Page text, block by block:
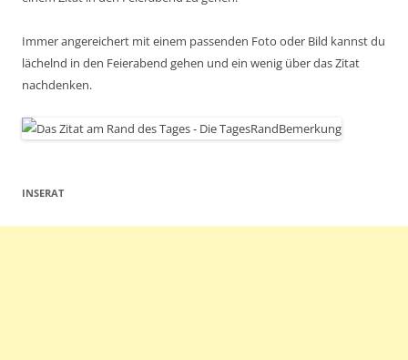
Immer angereichert mit einem passenden Foto oder Bild kannst du
lächelnd in den Feierabend gehen und ein wenig über das Zitat
nachdenken.
INSERAT